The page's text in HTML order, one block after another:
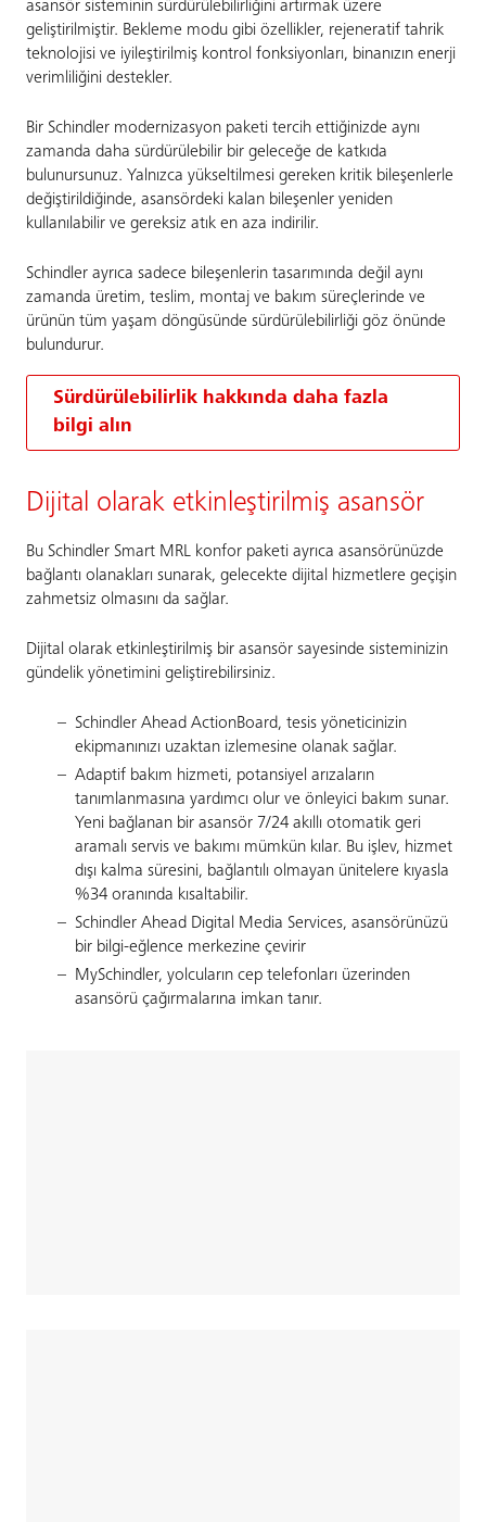
asansör sisteminin sürdürülebilirliğini artırmak üzere
geliştirilmiştir. Bekleme modu gibi özellikler, rejeneratif tahrik
teknolojisi ve iyileştirilmiş kontrol fonksiyonları, binanızın enerji
verimliliğini destekler.
Bir Schindler modernizasyon paketi tercih ettiğinizde aynı
zamanda daha sürdürülebilir bir geleceğe de katkıda
bulunursunuz. Yalnızca yükseltilmesi gereken kritik bileşenlerle
değiştirildiğinde, asansördeki kalan bileşenler yeniden
kullanılabilir ve gereksiz atık en aza indirilir.
Schindler ayrıca sadece bileşenlerin tasarımında değil aynı
zamanda üretim, teslim, montaj ve bakım süreçlerinde ve
ürünün tüm yaşam döngüsünde sürdürülebilirliği göz önünde
bulundurur.
Sürdürülebilirlik hakkında daha fazla
bilgi alın
Dijital olarak etkinleştirilmiş asansör
Bu Schindler Smart MRL konfor paketi ayrıca asansörünüzde
bağlantı olanakları sunarak, gelecekte dijital hizmetlere geçişin
zahmetsiz olmasını da sağlar.
Dijital olarak etkinleştirilmiş bir asansör sayesinde sisteminizin
gündelik yönetimini geliştirebilirsiniz.
Schindler Ahead ActionBoard, tesis yöneticinizin
ekipmanınızı uzaktan izlemesine olanak sağlar.
Adaptif bakım hizmeti, potansiyel arızaların
tanımlanmasına yardımcı olur ve önleyici bakım sunar.
Yeni bağlanan bir asansör 7/24 akıllı otomatik geri
aramalı servis ve bakımı mümkün kılar. Bu işlev, hizmet
dışı kalma süresini, bağlantılı olmayan ünitelere kıyasla
%34 oranında kısaltabilir.
Schindler Ahead Digital Media Services, asansörünüzü
bir bilgi-eğlence merkezine çevirir
MySchindler, yolcuların cep telefonları üzerinden
asansörü çağırmalarına imkan tanır.